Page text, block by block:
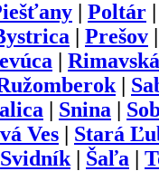
Poltár
Prešov
|
Snina
Ves
Stará
Svidník| Šaľa